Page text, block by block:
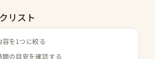
リスト
容を1つに絞る
間の目安を確認する